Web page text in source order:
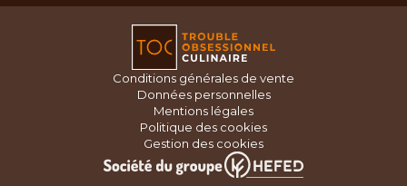
Conditions générales de vente
Données personnelles
Mentions légales
Politique des cookies
Gestion des cookies